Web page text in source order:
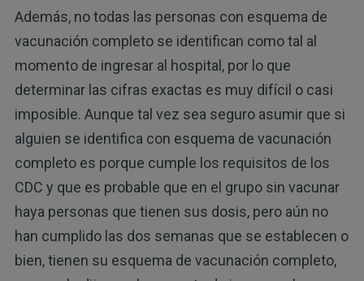
Además, no todas las personas con esquema de
vacunación completo se identifican como tal al
momento de ingresar al hospital, por lo que
determinar las cifras exactas es muy difícil o casi
imposible. Aunque tal vez sea seguro asumir que si
alguien se identifica con esquema de vacunación
completo es porque cumple los requisitos de los
CDC y que es probable que en el grupo sin vacunar
haya personas que tienen sus dosis, pero aún no
han cumplido las dos semanas que se establecen o
bien, tienen su esquema de vacunación completo,